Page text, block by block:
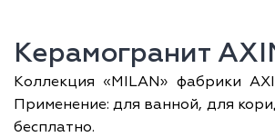
Керамогранит
Коллекция «MILAN» фабрики
Применение: для ванной, для
бесплатно.